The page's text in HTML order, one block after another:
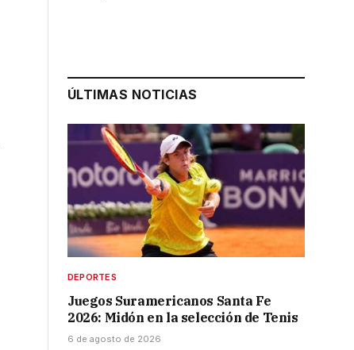
ÚLTIMAS NOTICIAS
DEPORTES
Juegos Suramericanos Santa Fe
2026: Midón en la selección de Tenis
6 de agosto de 2026